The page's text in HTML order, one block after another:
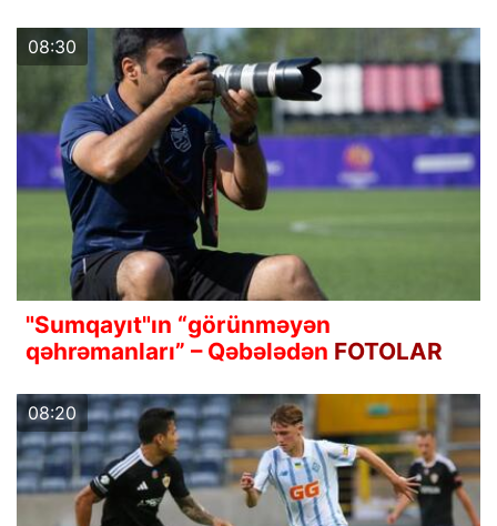
08:30
"Sumqayıt"ın “görünməyən
qəhrəmanları” – Qəbələdən FOTOLAR
08:20